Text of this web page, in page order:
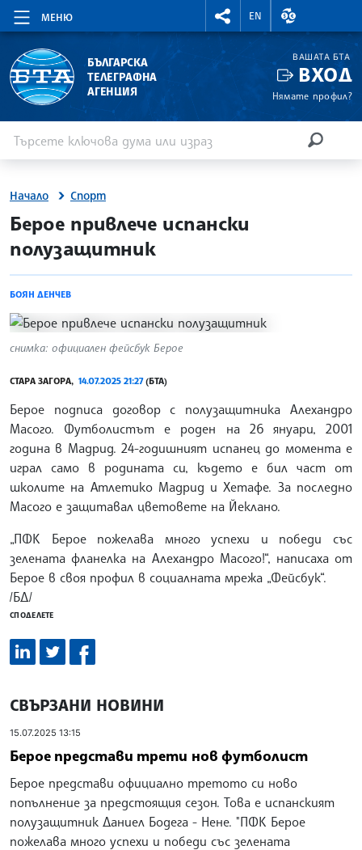
МЕНЮ
RIGHTMENU.SOCIAL
EN
ВАЛУТНИ
БЪЛГАРСКА
ТЕЛЕГРАФНА
АГЕНЦИЯ
ВАШАТА БТА
ВХОД
Нямате профил?
Начало Спорт
site.bta
Берое привлече испански
полузащитник
БОЯН ДЕНЧЕВ
снимка: официален фейсбук Берое
СТАРА ЗАГОРА, 14.07.2025 21:27(БТА)
Берое подписа договор с полузащитника Алехандро
Масого. Футболистът е роден на 26 януари, 2001
година в Мадрид. 24-годишният испанец до момента е
играл само в родината си, където е бил част от
школите на Атлетико Мадрид и Хетафе. За последно
Масого е защитавал цветовете на Йеклано.
„ПФК Берое пожелава много успехи и победи със
зелената фланелка на Алехандро Масого!“, написаха от
Берое в своя профил в социалната мрежа „Фейсбук“.
/БД/
СПОДЕЛЕТЕ
СВЪРЗАНИ НОВИНИ
15.07.2025 13:15
Берое представи трети нов футболист
Берое представи официално третото си ново
попълнение за предстоящия сезон. Това е испанският
полузащитник Даниел Бодега - Нене. "ПФК Берое
пожелава много успехи и победи със зелената